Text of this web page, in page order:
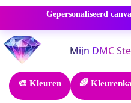
Gepersonaliseerd
naar
inhoud
🎨 Kleuren 🌈